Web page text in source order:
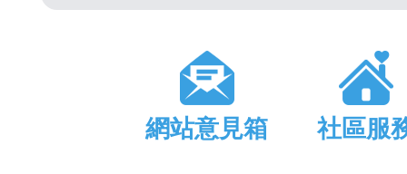
網站意見箱 社區服